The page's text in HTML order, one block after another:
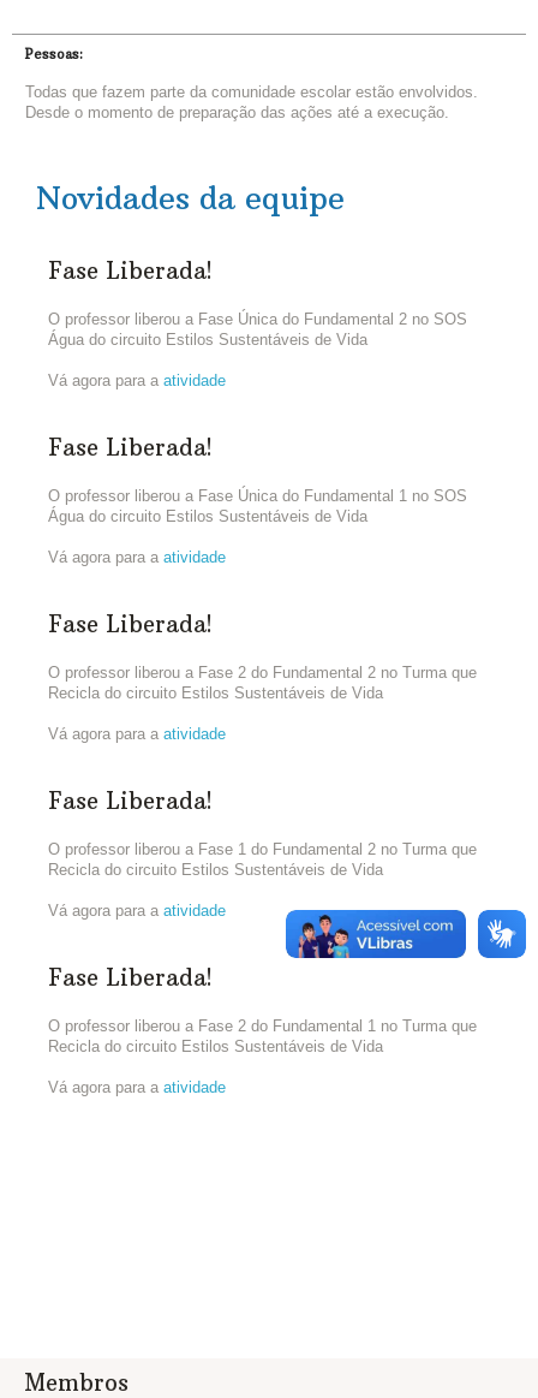
Pessoas:
Todas que fazem parte da comunidade escolar estão envolvidos.
Desde o momento de preparação das ações até a execução.
Novidades da equipe
Fase Liberada!
O professor liberou a Fase Única do Fundamental 2 no SOS
Água do circuito Estilos Sustentáveis de Vida
Vá agora para a atividade
Fase Liberada!
O professor liberou a Fase Única do Fundamental 1 no SOS
Água do circuito Estilos Sustentáveis de Vida
Vá agora para a atividade
Fase Liberada!
O professor liberou a Fase 2 do Fundamental 2 no Turma que
Recicla do circuito Estilos Sustentáveis de Vida
Vá agora para a atividade
Fase Liberada!
O professor liberou a Fase 1 do Fundamental 2 no Turma que
Recicla do circuito Estilos Sustentáveis de Vida
Vá agora para a atividade
Fase Liberada!
O professor liberou a Fase 2 do Fundamental 1 no Turma que
Recicla do circuito Estilos Sustentáveis de Vida
Vá agora para a atividade
Membros